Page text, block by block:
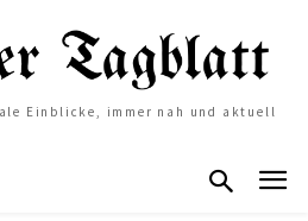
Einblicke, immer nah und aktuell